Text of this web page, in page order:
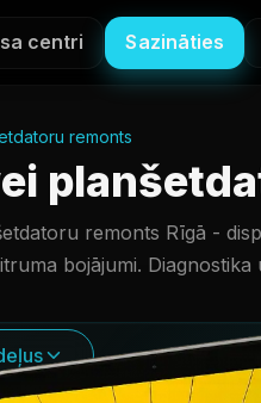
centri Sazināties
remonts
remonts Rīgā -
bojājumi. Diagnostika